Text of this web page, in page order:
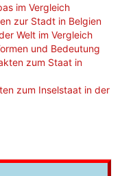
im Vergleich
zur Stadt in Belgien
Welt im Vergleich
und Bedeutung
zum Staat in
zum Inselstaat in der